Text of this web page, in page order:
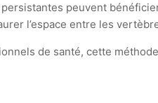
peuvent
l’espace entre les
de santé, cette